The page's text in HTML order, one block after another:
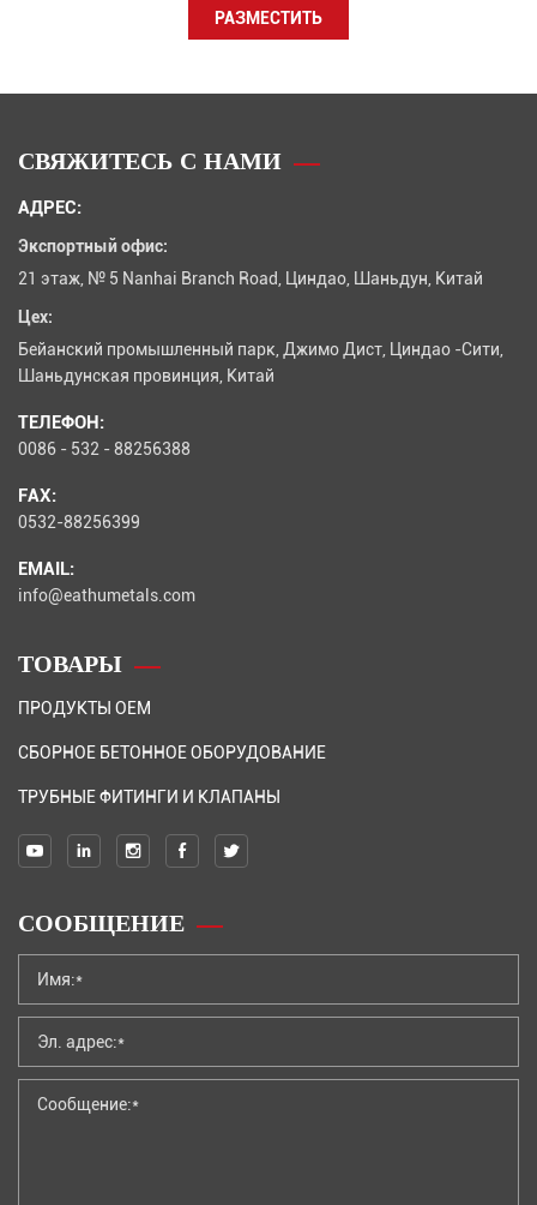
РАЗМЕСТИТЬ
СВЯЖИТЕСЬ С НАМИ
АДРЕС:
Экспортный офис:
21 этаж, № 5 Nanhai Branch Road, Циндао, Шаньдун, Китай
Цех:
Бейанский промышленный парк, Джимо Дист, Циндао -Сити,
Шаньдунская провинция, Китай
ТЕЛЕФОН:
0086 - 532 - 88256388
FAX:
0532-88256399
EMAIL:
info@eathumetals.com
ТОВАРЫ
ПРОДУКТЫ OEM
СБОРНОЕ БЕТОННОЕ ОБОРУДОВАНИЕ
ТРУБНЫЕ ФИТИНГИ И КЛАПАНЫ
СООБЩЕНИЕ